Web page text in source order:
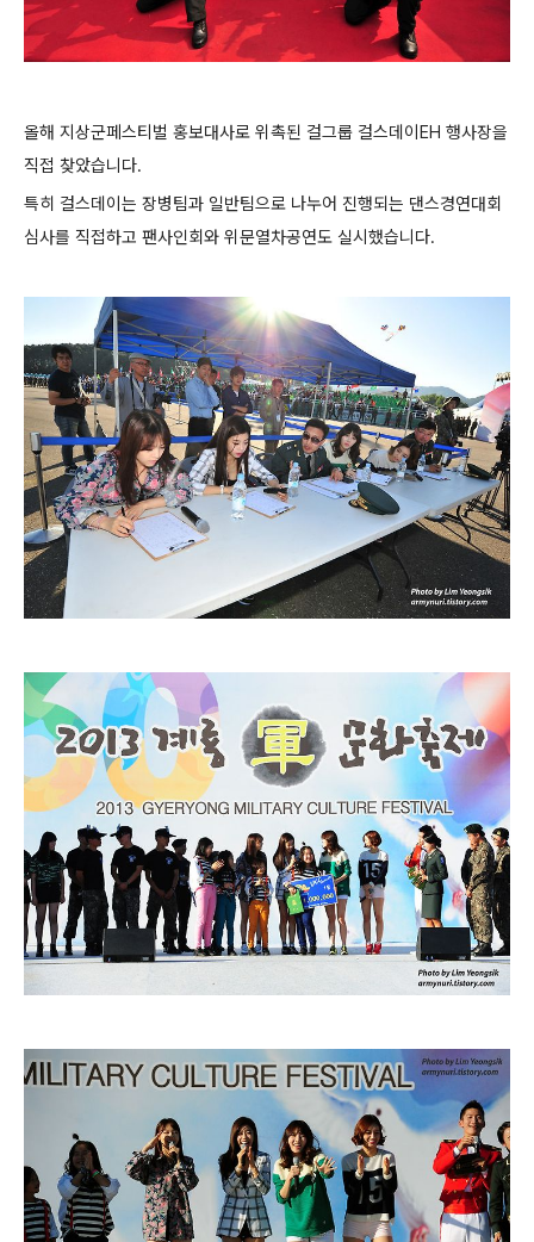
올해 지상군페스티벌 홍보대사로 위촉된 걸그룹 걸스데이EH 행사장을
직접 찾았습니다.
특히 걸스데이는 장병팀과 일반팀으로 나누어 진행되는 댄스경연대회
심사를 직접하고 팬사인회와 위문열차공연도 실시했습니다.